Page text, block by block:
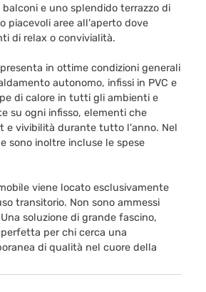
e uno splendido terrazzo di
piacevoli aree all'aperto dove
di relax o convivialità.
in ottime condizioni generali
autonomo, infissi in PVC e
di calore in tutti gli ambienti e
su ogni infisso, elementi che
e vivibilità durante tutto l'anno. Nel
sono inoltre incluse le spese
viene locato esclusivamente
transitorio. Non sono ammessi
soluzione di grande fascino,
per chi cerca una
di qualità nel cuore della